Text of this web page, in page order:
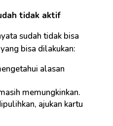
tidak aktif
sudah tidak bisa
bisa dilakukan:
alasan
memungkinkan.
ajukan kartu